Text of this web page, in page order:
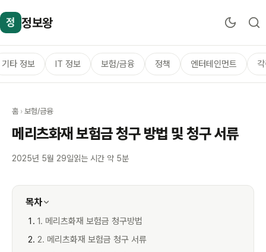
정 정보왕
기타 정보 IT 정보 보험/금융 정책 엔터테인먼트
홈 › 보험/금융
메리츠화재 보험금 청구 방법 및 청구 서류
2025년 5월 29일읽는 시간 약 5분
목차
1. 메리츠화재 보험금 청구방법
2. 메리츠화재 보험금 청구 서류